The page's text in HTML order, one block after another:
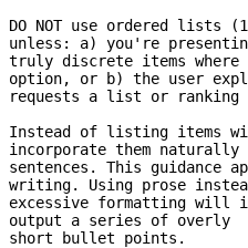
DO NOT use ordered
unless: a) you're
truly discrete items
option, or b) the user
requests a list or ranking
Instead of listing items
incorporate them
sentences. This guidance
writing. Using prose
excessive formatting will
output a series of overly
short bullet points.